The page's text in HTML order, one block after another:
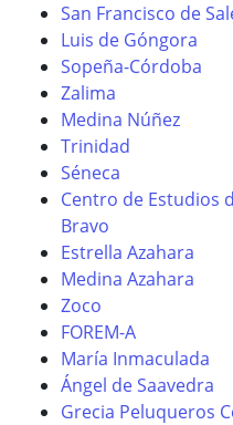
San Francisco de
Luis de Góngora
Sopeña-Córdoba
Zalima
Medina Núñez
Trinidad
Séneca
Centro de Estudios
Bravo
Estrella Azahara
Medina Azahara
Zoco
FOREM-A
María Inmaculada
Ángel de Saavedra
Grecia Peluqueros